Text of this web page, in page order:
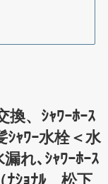
換、ｼｬﾜｰﾎｰｽ
ｬﾜｰ水栓＜水
れ､ｼｬﾜｰﾎｰｽ